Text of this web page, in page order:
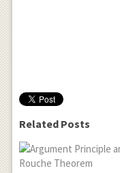
Related Posts